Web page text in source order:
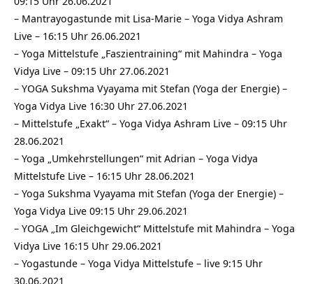
– Mantrayogastunde mit Lisa-Marie – Yoga Vidya Ashram
Live – 16:15 Uhr 26.06.2021
– Yoga Mittelstufe „Faszientraining“ mit Mahindra – Yoga
Vidya Live – 09:15 Uhr 27.06.2021
– YOGA Sukshma Vyayama mit Stefan (Yoga der Energie) –
Yoga Vidya Live 16:30 Uhr 27.06.2021
– Mittelstufe „Exakt“ – Yoga Vidya Ashram Live – 09:15 Uhr
28.06.2021
– Yoga „Umkehrstellungen“ mit Adrian – Yoga Vidya
Mittelstufe Live – 16:15 Uhr 28.06.2021
– Yoga Sukshma Vyayama mit Stefan (Yoga der Energie) –
Yoga Vidya Live 09:15 Uhr 29.06.2021
– YOGA „Im Gleichgewicht“ Mittelstufe mit Mahindra – Yoga
Vidya Live 16:15 Uhr 29.06.2021
– Yogastunde – Yoga Vidya Mittelstufe – live 9:15 Uhr
30.06.2021